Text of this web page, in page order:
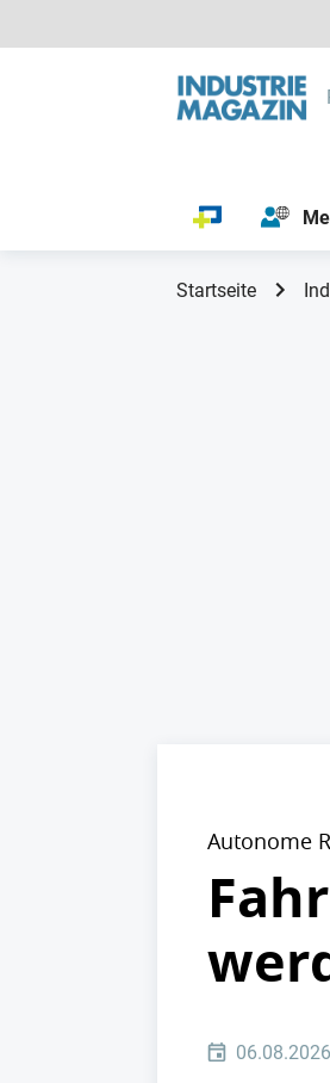
Startseite
Autonome
06.08.2026